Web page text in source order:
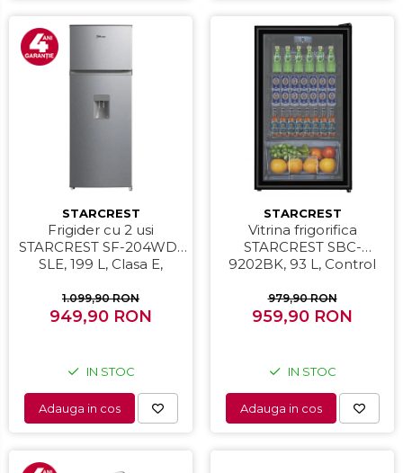
STARCREST
Frigider cu 2 usi
STARCREST SF-204WD-
SLE, 199 L, Clasa E,
LED, Termostat Ajustabil,
Usi reversibile, H 143 cm,
1.099,90 RON
949,90 RON
IN STOC
Adauga in cos
STARCREST
Vitrina frigorifica
STARCREST SBC-
9202BK, 93 L, Control
H 83.2 cm, Negru
979,90 RON
959,90 RON
IN STOC
Adauga in cos